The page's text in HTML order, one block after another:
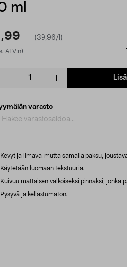
ml
(39,96/l)
ALV:n)
varasto
Hakee varastosaldoa...
Kevyt ja ilmava, mutta samalla paksu,
Käytetään luomaan tekstuuria.
Kuivuu mattaisen valkoiseksi pinnaksi, jonka
Pysyvä ja kellastumaton.